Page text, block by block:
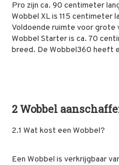
Pro zijn ca. 90 centimeter
Wobbel XL is 115 centimeter
Voldoende ruimte voor grote
Wobbel Starter is ca. 70
breed. De Wobbel360 heeft
2 Wobbel
2.1 Wat kost een Wobbel?
Een Wobbel is verkrijgbaar